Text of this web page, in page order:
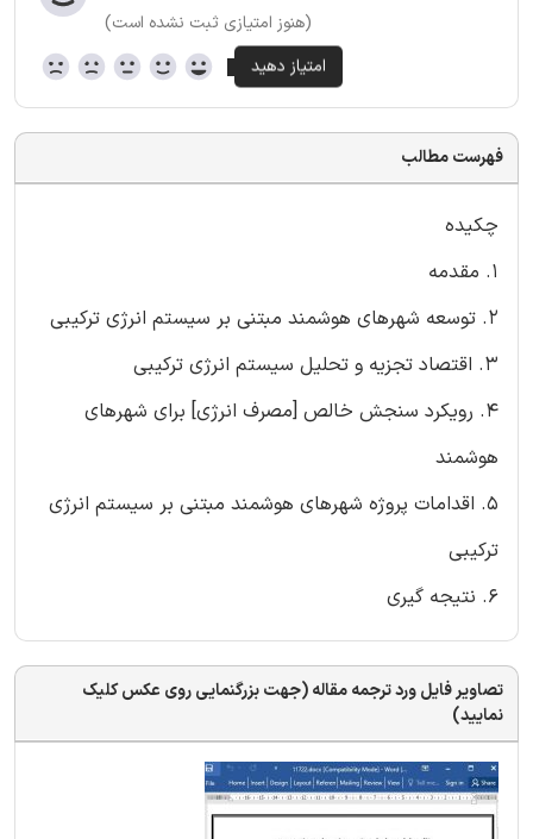
(هنوز امتیازی ثبت نشده است)
فهرست مطالب
چکیده
۱. مقدمه
۲. توسعه شهرهای هوشمند مبتنی بر سیستم انرژی ترکیبی
۳. اقتصاد تجزیه و تحلیل سیستم انرژی ترکیبی
۴. رویکرد سنجش خالص [مصرف انرژی] برای شهرهای
هوشمند
۵. اقدامات پروژه شهرهای هوشمند مبتنی بر سیستم انرژی
ترکیبی
۶. نتیجه گیری
تصاویر فایل ورد ترجمه مقاله (جهت بزرگنمایی روی عکس کلیک
نمایید)